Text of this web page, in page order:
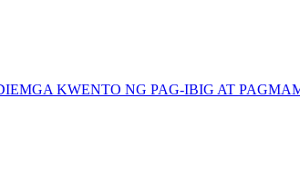
MGA KWENTO NG PAG-IBIG AT